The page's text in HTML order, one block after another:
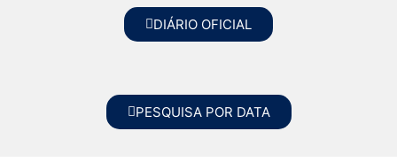
DIÁRIO OFICIAL
PESQUISA POR DATA